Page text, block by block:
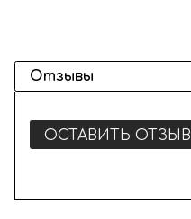
Отзывы
ОСТАВИТЬ ОТЗЫВ